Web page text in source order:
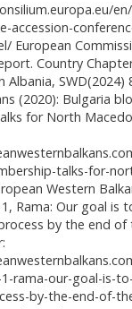
accession-
European
Country
Albania, SWD(2024)
(2020): Bulgaria
for North
talks-for-
Western
Rama: Our goal is
by the end of
rama-our-goal-is-
by-the-end-of-